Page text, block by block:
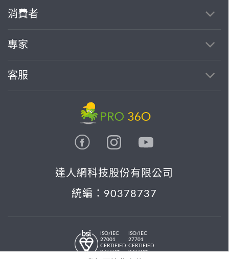
消費者
專家
客服
達人網科技股份有限公司
統編：90378737
ISO/IEC
27001
CERTIFIED
IS 814197
ISO/IEC
27701
CERTIFIED
IS 814197